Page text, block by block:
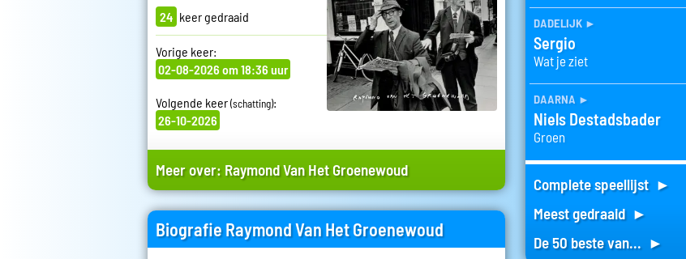
24 keer gedraaid
Vorige keer:
02-08-2026 om 18:36 uur
Volgende keer(schatting):
26-10-2026
Meer over: Raymond Van Het Groenewoud
Biografie Raymond Van Het Groenewoud
dadelijk ►
Sergio
Wat je ziet
daarna ►
Niels Destadsbader
Groen
Complete speellijst ►
Meest gedraaid ►
De 50 beste van... ►